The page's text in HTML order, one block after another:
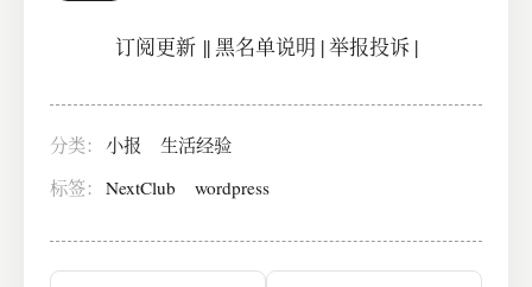
订阅更新||黑名单说明 |举报投诉 |
分类： 小报
生活经验
标签： NextClub wordpress